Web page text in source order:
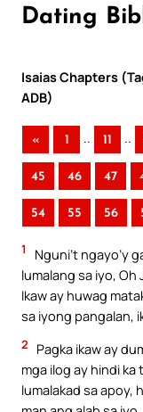
Dating
Isaias Chapters
ADB)
« 1 .. 11 ..
45 46 47
54 55 56
1
Nguni’t ngayo’y
lumalang sa iyo, Oh
Ikaw ay huwag
sa iyong pangalan,
2
Pagka ikaw ay
mga ilog ay hindi
lumalakad sa apoy,